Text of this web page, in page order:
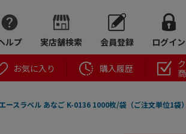
ルプ 実店舗検索 会員登録 ログイン
お気に入り 購入履歴
ースラベル あなご K-0136 1000枚/袋（ご注文単位1袋